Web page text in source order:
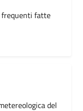
frequenti fatte
del